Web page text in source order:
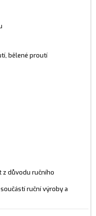
bělené proutí
z důvodu ručního
ruční výroby a